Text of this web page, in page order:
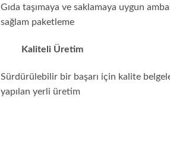
Gıda taşımaya ve saklamaya uygun
sağlam paketleme
Kaliteli Üretim
Sürdürülebilir bir başarı için kalite
yapılan yerli üretim